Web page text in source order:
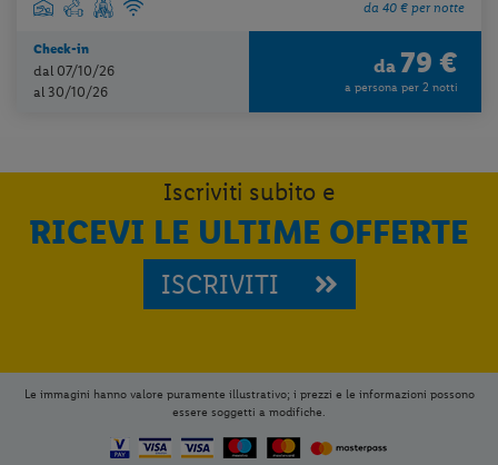
da 40 € per notte
Check-in
dal 07/10/26
al 30/10/26
da 79 €
a persona per 2 notti
Iscriviti subito e
RICEVI LE ULTIME OFFERTE
ISCRIVITI
Le immagini hanno valore puramente illustrativo; i prezzi e le informazioni possono
essere soggetti a modifiche.